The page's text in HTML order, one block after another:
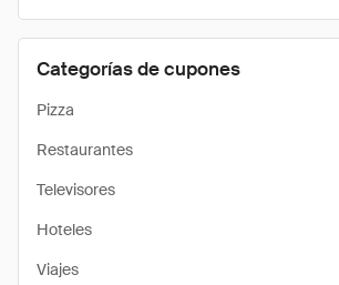
Categorías de cupones
Pizza
Restaurantes
Televisores
Hoteles
Viajes